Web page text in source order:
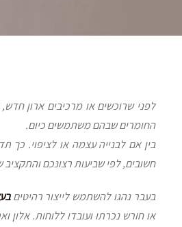
לפני שרוכשים או מרכיבים ארון
החומרים שבהם משתמשים כיום.
בין אם לבנייה עצמה או לציפוי. כך
חשובים, לפי שביעות רצונכם
בעבר נהגו להשתמש לייצור רהיטים
או חורש נכרתו ועובדו ללוחות. אלון